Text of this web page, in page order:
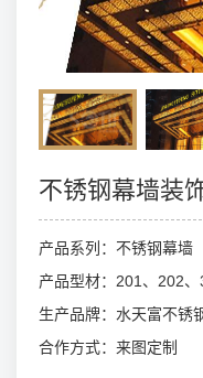
不锈钢幕墙装
产品系列：不锈钢幕墙
产品型材：201、202
生产品牌：水天富不锈
合作方式：来图定制